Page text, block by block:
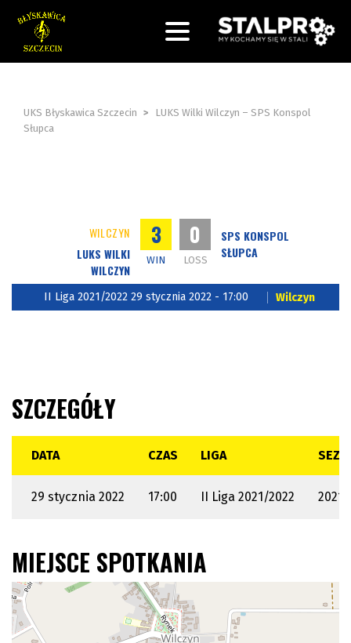
UKS Błyskawica Szczecin >
LUKS Wilki Wilczyn – SPS Konspol
Słupca
WILCZYN
LUKS WILKI
WILCZYN
3
WIN
0
LOSS
SPS KONSPOL
SŁUPCA
II Liga 2021/2022 29 stycznia 2022 - 17:00 Wilczyn
SZCZEGÓŁY
DATA CZAS LIGA
29 stycznia 2022 17:00 II Liga 2021/2022 2021
MIEJSCE SPOTKANIA